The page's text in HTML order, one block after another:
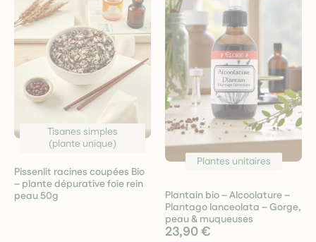
Tisanes simples
(plante unique)
Pissenlit racines coupées Bio
– plante dépurative foie rein
peau 50g
Plantes unitaires
Plantain bio – Alcoolature –
Plantago lanceolata – Gorge,
peau & muqueuses
23,90 €